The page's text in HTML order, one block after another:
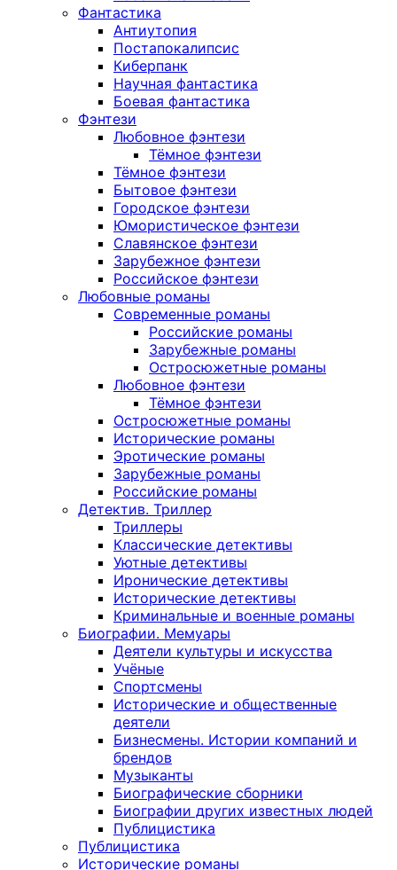
Фантастика
Антиутопия
Постапокалипсис
Киберпанк
Научная фантастика
Боевая фантастика
Фэнтези
Любовное фэнтези
Тёмное фэнтези
Тёмное фэнтези
Бытовое фэнтези
Городское фэнтези
Юмористическое фэнтези
Славянское фэнтези
Зарубежное фэнтези
Российское фэнтези
Любовные романы
Современные романы
Российские романы
Зарубежные романы
Остросюжетные романы
Любовное фэнтези
Тёмное фэнтези
Остросюжетные романы
Исторические романы
Эротические романы
Зарубежные романы
Российские романы
Детектив. Триллер
Триллеры
Классические детективы
Уютные детективы
Иронические детективы
Исторические детективы
Криминальные и военные романы
Биографии. Мемуары
Деятели культуры и искусства
Учёные
Спортсмены
Исторические и общественные
деятели
Бизнесмены. Истории компаний и
брендов
Музыканты
Биографические сборники
Биографии других известных людей
Публицистика
Публицистика
Исторические романы